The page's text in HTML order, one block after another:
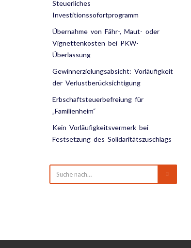
Steuerliches
Investitionssofortprogramm
Übernahme von Fähr-, Maut- oder
Vignettenkosten bei PKW-
Überlassung
Gewinnerzielungsabsicht: Vorläufigkeit
der Verlustberücksichtigung
Erbschaftsteuerbefreiung für
„Familienheim“
Kein Vorläufigkeitsvermerk bei
Festsetzung des Solidaritätszuschlags